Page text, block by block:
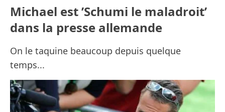
Michael est ’Schumi le maladroit’
dans la presse allemande
On le taquine beaucoup depuis quelque
temps...